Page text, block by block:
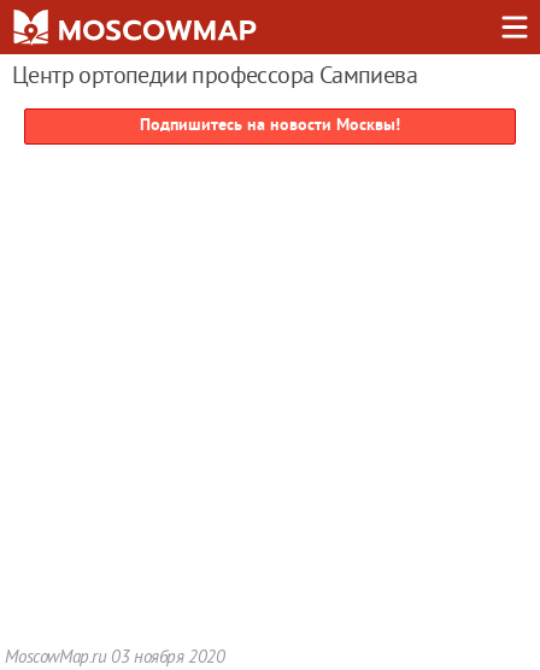
Центр ортопедии профессора Сампиева
Подпишитесь на новости Москвы!
MoscowMap.ru03 ноября 2020